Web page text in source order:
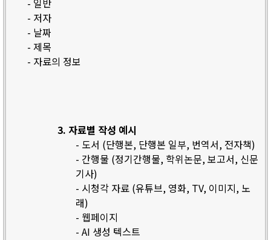
- 일반
- 저자
- 날짜
- 제목
- 자료의 정보
3. 자료별 작성 예시
- 도서 (단행본, 단행본 일부, 번역서, 전자책)
- 간행물 (정기간행물, 학위논문, 보고서, 신문
기사)
- 시청각 자료 (유튜브, 영화, TV, 이미지, 노
래)
- 웹페이지
- AI 생성 텍스트